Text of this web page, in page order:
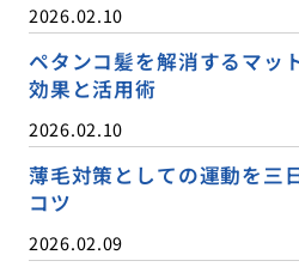
2026.02.10
ペタンコ髪を解消するマッ
効果と活用術
2026.02.10
薄毛対策としての運動を三
コツ
2026.02.09